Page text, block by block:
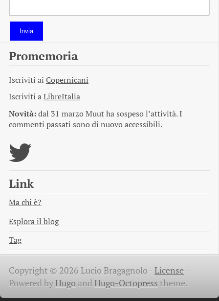
Invia
Promemoria
Iscriviti ai Copernicani
Iscriviti aLibreItalia
Novità:dal 31 marzo Muut ha sospeso l’attività. I
commenti passati sono di nuovo accessibili.
Link
Ma chi è?
Esplora il blog
Tag
Copyright © 2026 Lucio Bragagnolo -License -
Powered byHugo and Hugo-Octopress theme.